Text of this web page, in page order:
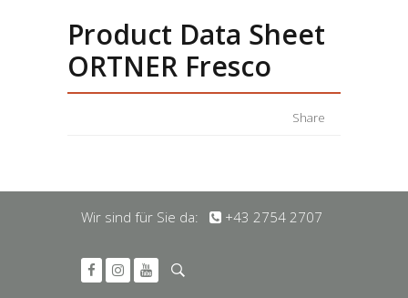
Product Data Sheet
ORTNER Fresco
Share
Wir sind für Sie da: +43 2754 2707